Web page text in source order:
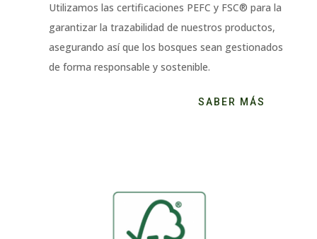
Utilizamos las certificaciones PEFC y FSC® para la
garantizar la trazabilidad de nuestros productos,
asegurando así que los bosques sean gestionados
de forma responsable y sostenible.
SABER MÁS